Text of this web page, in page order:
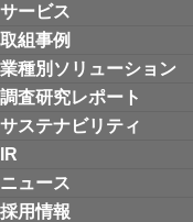
サービス
取組事例
業種別ソリューション
調査研究レポート
サステナビリティ
IR
ニュース
採用情報